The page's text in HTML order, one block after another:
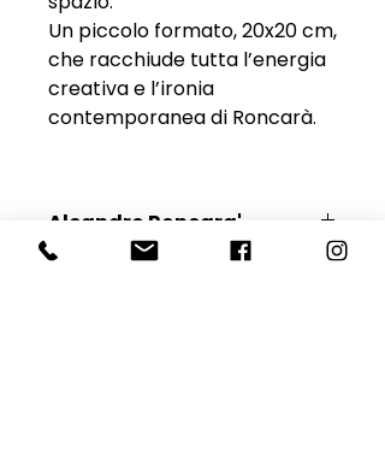
Un piccolo formato, 20x20 cm,
che racchiude tutta l’energia
creativa e l’ironia
contemporanea di Roncarà.
Aleandro Roncara'
Scopri l'Artista